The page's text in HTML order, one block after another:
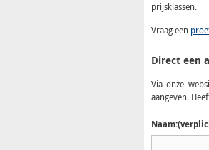
prijsklassen.
Vraag een
Direct een
Via onze
aangeven.
Naam: